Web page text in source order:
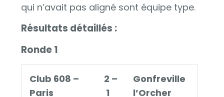
qui n’avait pas aligné sont équipe type.
Résultats détaillés :
Ronde 1
Club 608 –
Paris
2 –
1
Gonfreville
l’Orcher